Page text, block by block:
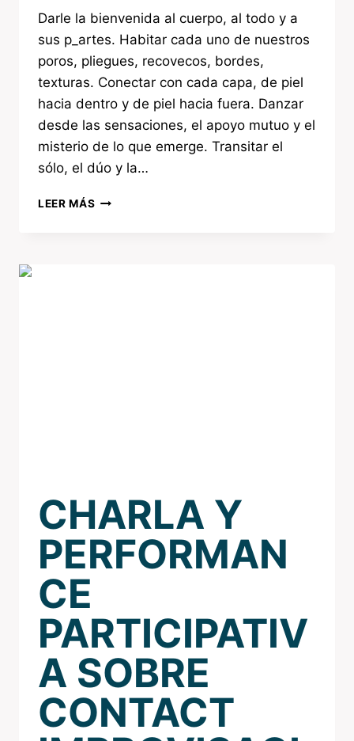
Darle la bienvenida al cuerpo, al todo y a
sus p_artes. Habitar cada uno de nuestros
poros, pliegues, recovecos, bordes,
texturas. Conectar con cada capa, de piel
hacia dentro y de piel hacia fuera. Danzar
desde las sensaciones, el apoyo mutuo y el
misterio de lo que emerge. Transitar el
sólo, el dúo y la…
LEER MÁS
CHARLA Y
PERFORMAN
CE
PARTICIPATIV
A SOBRE
CONTACT